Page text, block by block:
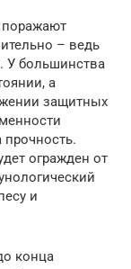
поражают
– ведь
У большинства
а
защитных
огражден от
и
конца